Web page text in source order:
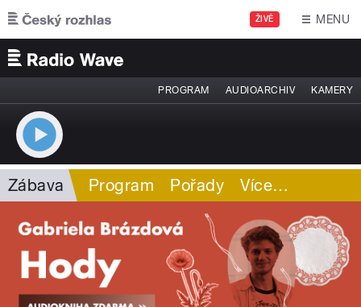
Přejít k hlavnímu obsahu
ŽIVĚ MENU
PROGRAM AUDIOARCHIV KAMERY
Zábava Program Pořady Více…